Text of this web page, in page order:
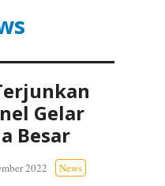
Gelar
Besar
2022 News